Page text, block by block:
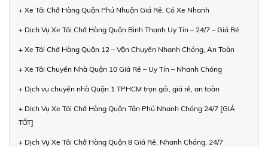
+ Xe Tải Chở Hàng Quận Phú Nhuận Giá Rẻ, Có Xe Nhanh
+ Dịch Vụ Xe Tải Chở Hàng Quận Bình Thạnh Uy Tín – 24/7 – Giá Rẻ
+ Xe Tải Chở Hàng Quận 12 – Vận Chuyển Nhanh Chóng, An Toàn
+ Xe Tải Chuyển Nhà Quận 10 Giá Rẻ – Uy Tín – Nhanh Chóng
+ Dịch vụ chuyển nhà Quận 1 TPHCM trọn gói, giá rẻ, an toàn
+ Dịch Vụ Xe Tải Chở Hàng Quận Tân Phú Nhanh Chóng 24/7 [GIÁ
TỐT]
+ Dịch Vụ Xe Tải Chở Hàng Quận 8 Giá Rẻ, Nhanh Chóng, 24/7